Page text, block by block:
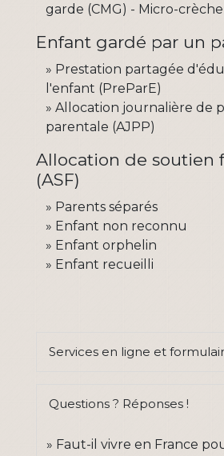
garde (CMG) - Micro-crèche
Enfant gardé par un
Prestation partagée
l'enfant (PreParE)
Allocation journalière de
parentale (AJPP)
Allocation de soutien
(ASF)
Parents séparés
Enfant non reconnu
Enfant orphelin
Enfant recueilli
Services en ligne et
Questions ? Réponses !
Faut-il vivre en France